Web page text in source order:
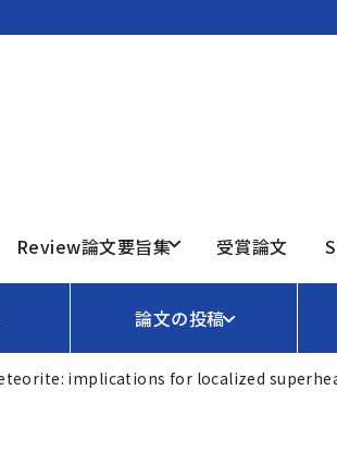
Review論文要旨集 受賞論文
論文の投稿
implications for localized